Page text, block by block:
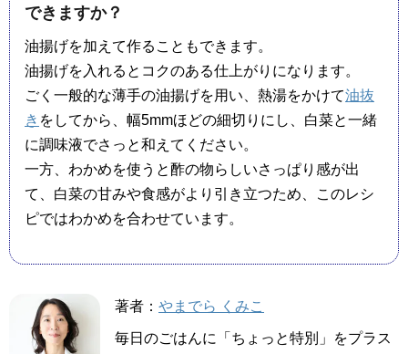
できますか？
油揚げを加えて作ることもできます。
油揚げを入れるとコクのある仕上がりになります。
ごく一般的な薄手の油揚げを用い、熱湯をかけて油抜
き をしてから、幅5mmほどの細切りにし、白菜と一緒
に調味液でさっと和えてください。
一方、わかめを使うと酢の物らしいさっぱり感が出
て、白菜の甘みや食感がより引き立つため、このレシ
ピではわかめを合わせています。
著者： やまでら くみこ
毎日のごはんに「ちょっと特別」をプラス